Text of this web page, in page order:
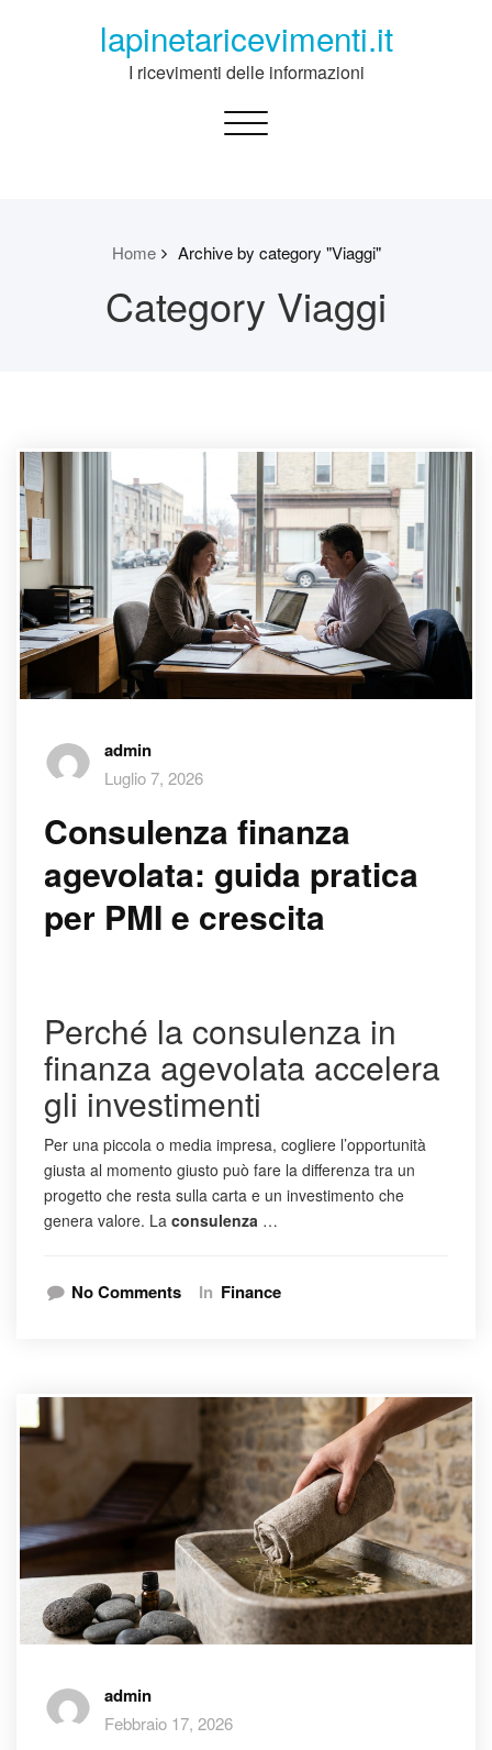
lapinetaricevimenti.it
I ricevimenti delle informazioni
Toggle
Home Archive by category "Viaggi"
Category Viaggi
admin
Luglio 7, 2026
Consulenza finanza
agevolata: guida pratica
per PMI e crescita
Perché la consulenza in
finanza agevolata accelera
gli investimenti
Per una piccola o media impresa, cogliere l’opportunità
giusta al momento giusto può fare la differenza tra un
progetto che resta sulla carta e un investimento che
genera valore. La consulenza …
No Comments In Finance
admin
Febbraio 17, 2026